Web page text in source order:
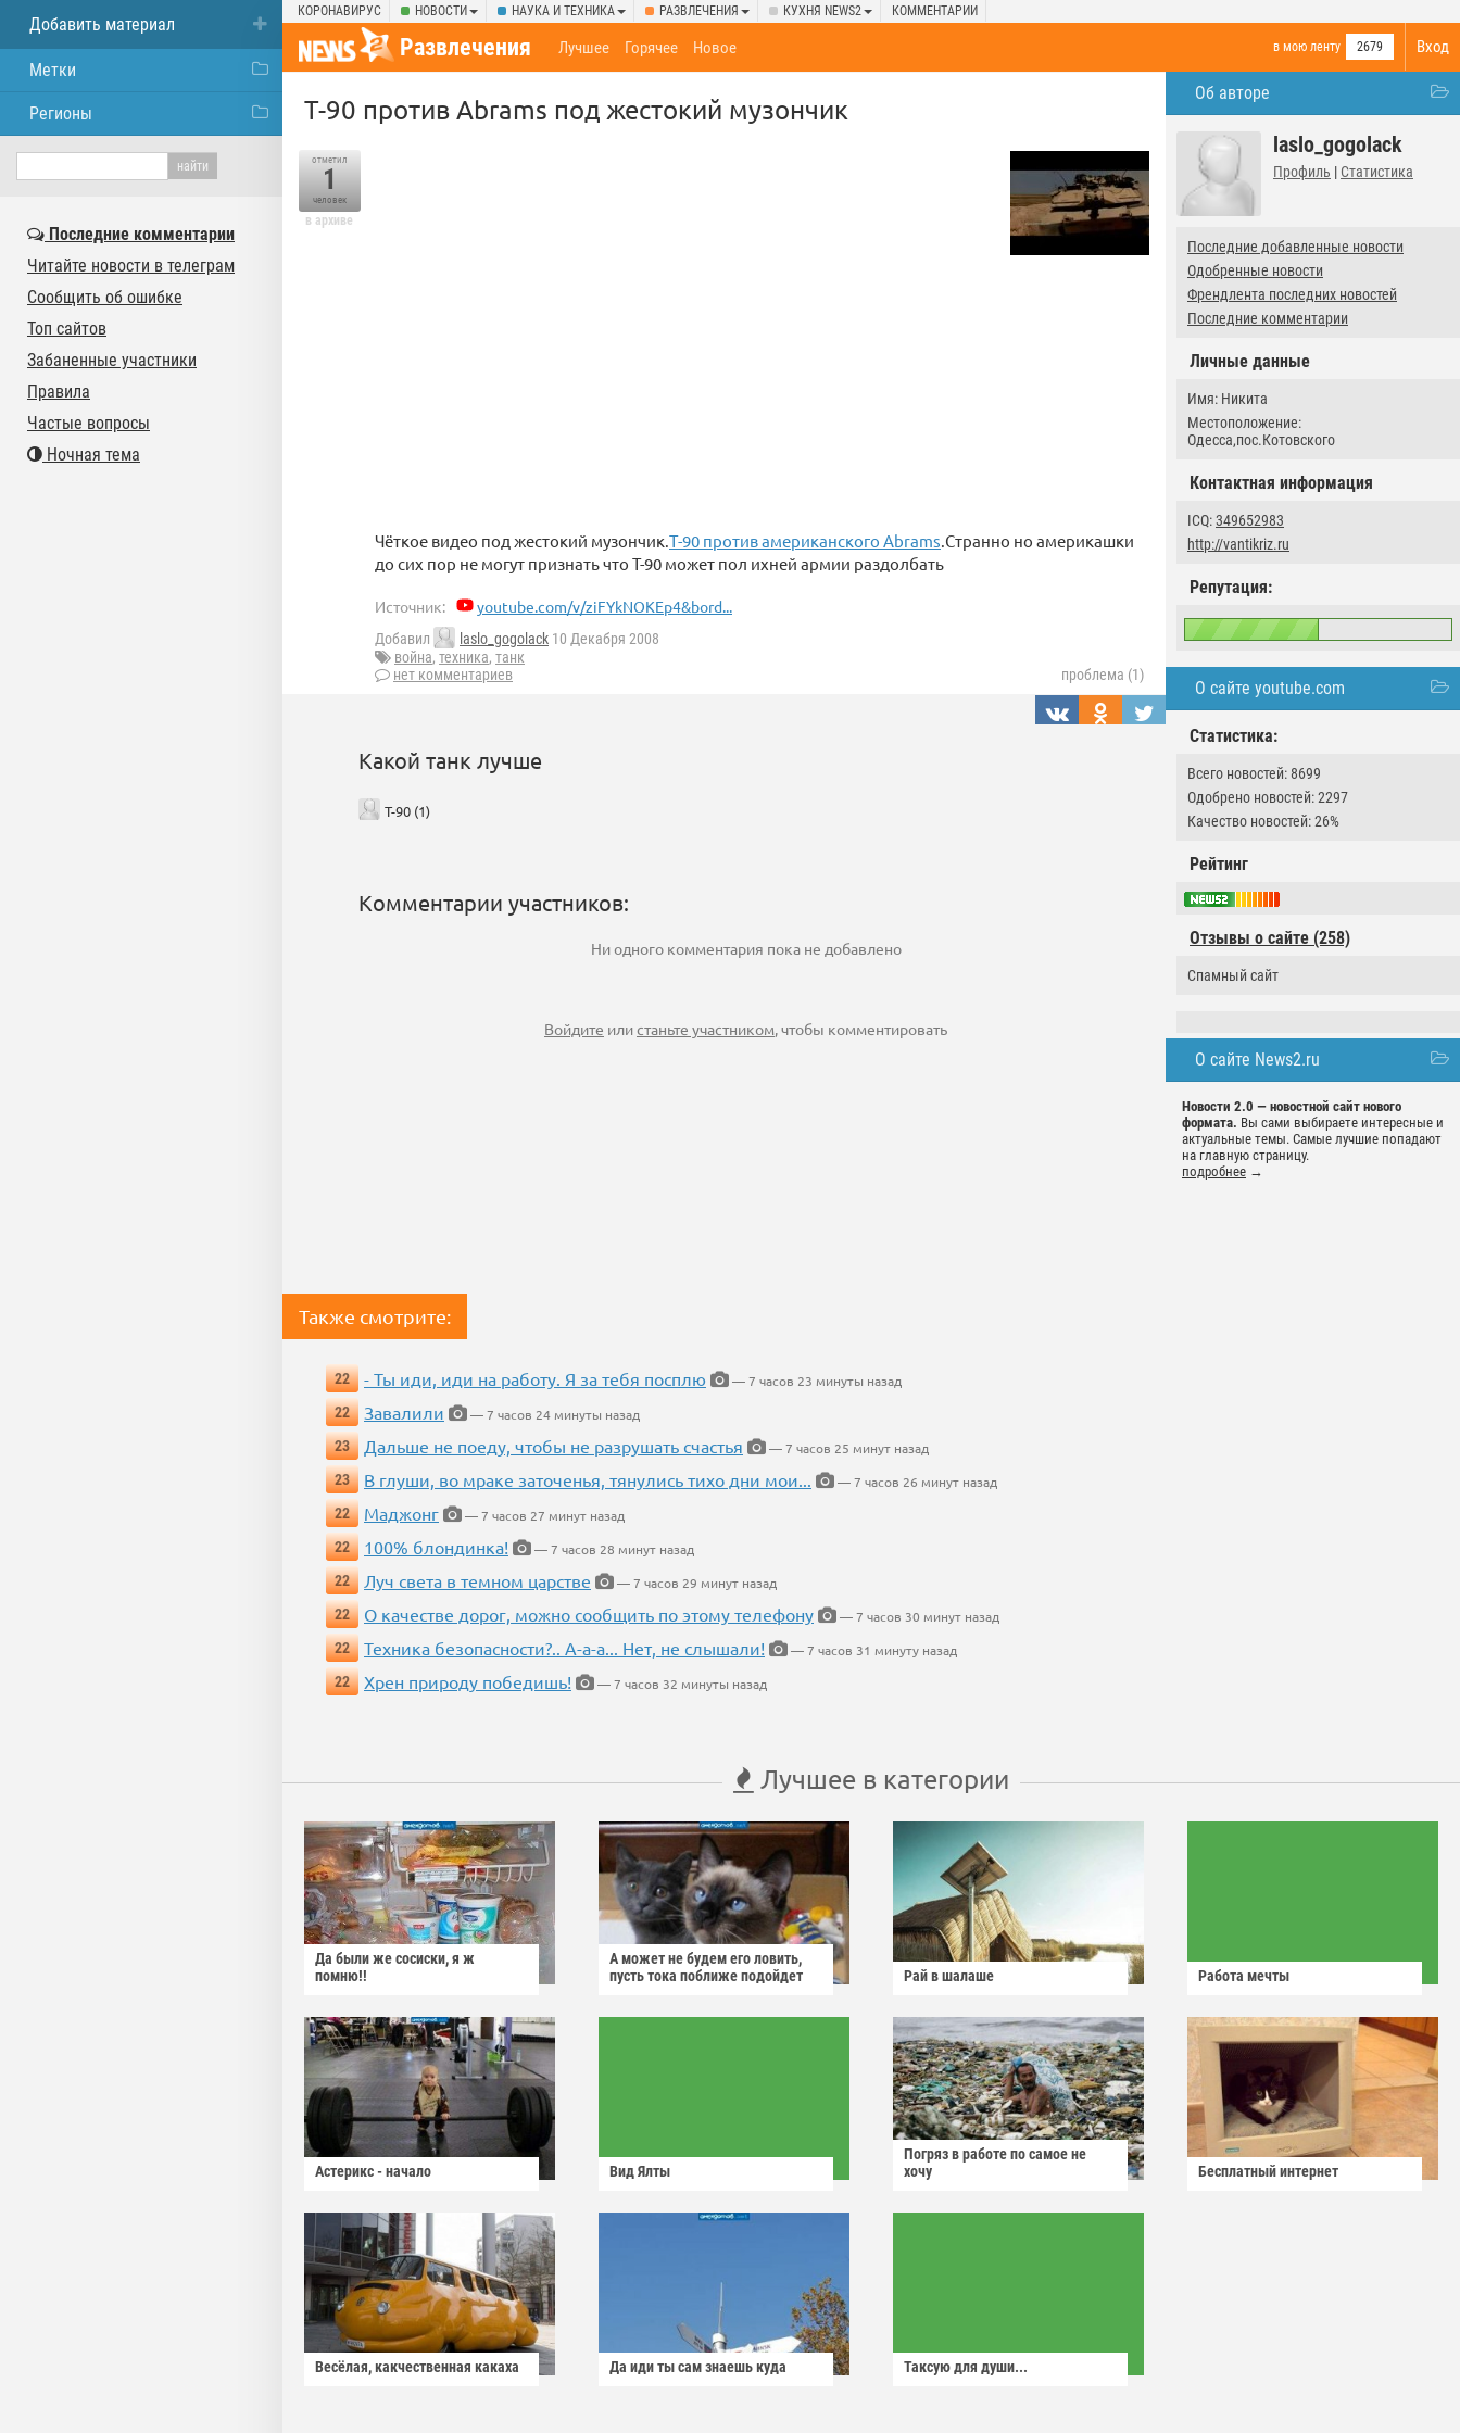
КОРОНАВИРУС НОВОСТИ НАУКА И ТЕХНИКА РАЗВЛЕЧЕНИЯ КУХНЯ NEWS2 КОММЕНТАРИИ
Вход
Развлечения в мою ленту 2679
Лучшее Горячее Новое
Об авторе
laslo_gogolack
Профиль | Статистика
Последние добавленные новости
Одобренные новости
Френдлента последних новостей
Последние комментарии
Личные данные
Имя: Никита
Местоположение:
Одесса,пос.Котовского
Контактная информация
ICQ:349652983
http://vantikriz.ru
Репутация:
О сайте youtube.com
Статистика:
Всего новостей: 8699
Одобрено новостей: 2297
Качество новостей: 26%
Рейтинг
Отзывы о сайте (258)
Спамный сайт
О сайте News2.ru
Новости 2.0 — новостной сайт нового
формата. Вы сами выбираете интересные и
актуальные темы. Самые лучшие попадают
на главную страницу.
подробнее →
T-90 против Abrams под жестокий музончик
отметил
1
человек
в архиве
Чёткое видео под жестокий музончик.Т-90 против американского Abrams.Странно но америкашки
до сих пор не могут признать что T-90 может пол ихней армии раздолбать
Источник: youtube.com/v/ziFYkNOKEp4&bord...
Добавил laslo_gogolack 10 Декабря 2008
война, техника, танк
нет комментариев
проблема (1)
Какой танк лучше
T-90 (1)
Комментарии участников:
Ни одного комментария пока не добавлено
Войдите илистаньте участником, чтобы комментировать
Также смотрите:
22 - Ты иди, иди на работу. Я за тебя посплю
— 7 часов 23 минуты назад
22
Завалили
— 7 часов 24 минуты назад
23
Дальше не поеду, чтобы не разрушать счастья
— 7 часов 25 минут назад
23
В глуши, во мраке заточенья, тянулись тихо дни мои...
— 7 часов 26 минут назад
22
Маджонг
— 7 часов 27 минут назад
22
100% блондинка!
— 7 часов 28 минут назад
22
Луч света в темном царстве
— 7 часов 29 минут назад
22
О качестве дорог, можно сообщить по этому телефону
— 7 часов 30 минут назад
22
Техника безопасности?.. А-а-а... Нет, не слышали!
— 7 часов 31 минуту назад
22
Хрен природу победишь! — 7 часов 32 минуты назад
Лучшее в категории
Да были же сосиски, я ж
помню!!
А может не будем его ловить,
пусть тока поближе подойдет
Рай в шалаше Работа мечты
Астерикс - начало Вид Ялты
Погряз в работе по самое не
хочу
Бесплатный интернет
Весёлая, какчественная какаха Да иди ты сам знаешь куда Таксую для души...
Добавить материал
Метки
Регионы
Последние комментарии
Читайте новости в телеграм
Сообщить об ошибке
Топ сайтов
Забаненные участники
Правила
Частые вопросы
Ночная тема